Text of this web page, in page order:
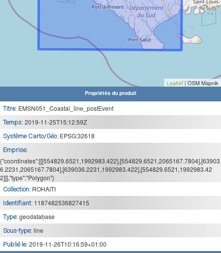
Leaflet | OSM Mapnik
Propriétés du produit
Titre: EMSN051_Coastal_line_postEvent
Temps: 2019-11-25T15:12:59Z
Système Carto/Géo: EPSG:32618
Emprise:
{"coordinates":[[[554829.6521,1992983.422],[554829.6521,2065167.7804],[63903
6.2231,2065167.7804],[639036.2231,1992983.422],[554829.6521,1992983.42
2]]],"type":"Polygon"}
Collection: ROHAITI
Identifiant: 1187482536827415
Type: geodatabase
Sous-type: line
Publié le: 2019-11-26T10:16:59+01:00